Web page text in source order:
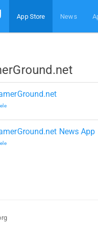
App Store News
News App